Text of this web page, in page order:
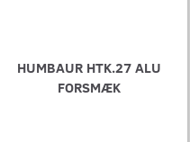
HUMBAUR HTK.27 ALU
FORSMÆK